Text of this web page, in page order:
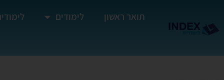
תואר ראשון לימודים